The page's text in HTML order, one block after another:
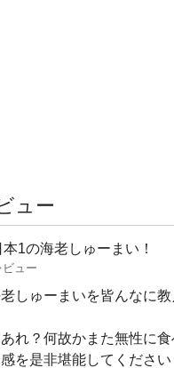
ュー
1の海老しゅーまい！
ュー
しゅーまいを皆んなに
れ？何故かまた無性に
を是非堪能してください